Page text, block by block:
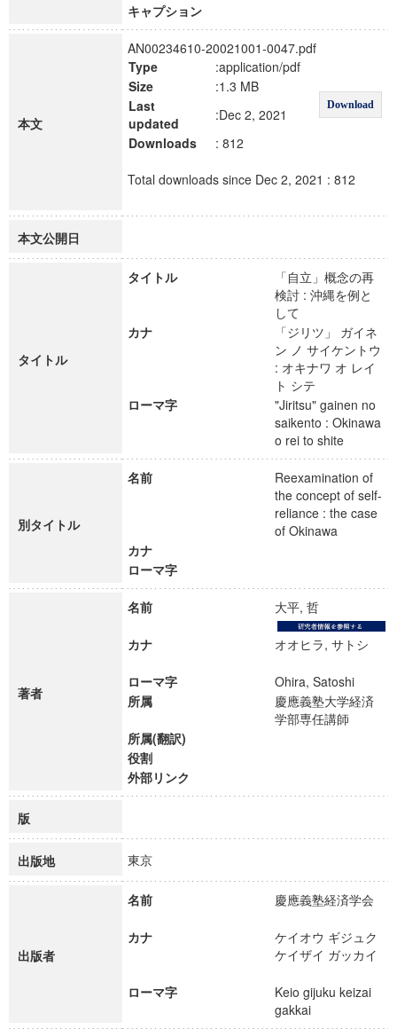
キャプション
本文
AN00234610-20021001-0047.pdf
Type
:application/pdf
Download
Size
:1.3 MB
Last
updated
:Dec 2, 2021
Downloads
: 812
Total downloads since Dec 2, 2021 : 812
本文公開日
タイトル
タイトル
「自立」概念の再
検討 : 沖縄を例と
して
カナ
「ジリツ」 ガイネ
ン ノ サイケントウ
: オキナワ オ レイ
ト シテ
ローマ字
"Jiritsu" gainen no
saikento : Okinawa
o rei to shite
別タイトル
名前
Reexamination of
the concept of self-
reliance : the case
of Okinawa
カナ
ローマ字
著者
名前 大平, 哲
カナ オオヒラ, サトシ
ローマ字
Ohira, Satoshi
所属
慶應義塾大学経済
学部専任講師
所属(翻訳)
役割
外部リンク
版
出版地 東京
出版者
名前 慶應義塾経済学会
カナ
ケイオウ ギジュク
ケイザイ ガッカイ
ローマ字
Keio gijuku keizai
gakkai